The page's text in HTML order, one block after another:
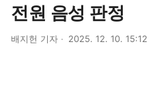
전원 음성 판정
배지헌 기자 2025. 12. 10. 15:12